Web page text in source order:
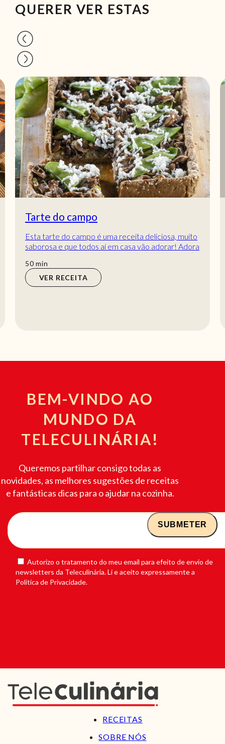
QUERER VER ESTAS
Tarte do campo
Esta tarte do campo é uma receita deliciosa, muito
saborosa e que todos aí em casa vão adorar! Adora
50min
min
VER RECEITA
BEM-VINDO AO
MUNDO DA
TELECULINÁRIA!
Queremos partilhar consigo todas as
novidades, as melhores sugestões de receitas
e fantásticas dicas para o ajudar na cozinha.
Autorizo o tratamento do meu email para efeito de envio de
newsletters da Teleculinária. Li e aceito expressamente a
Política de Privacidade.
RECEITAS
SOBRE NÓS